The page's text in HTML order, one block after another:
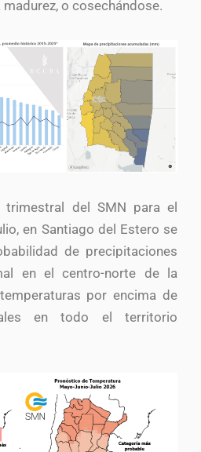
o cosechándose.
trimestral del SMN para el
en Santiago del Estero se
de precipitaciones
en el centro-norte de la
por encima de
en todo el territorio